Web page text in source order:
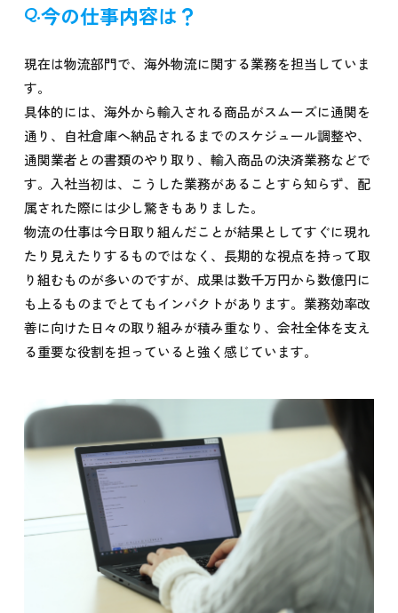
今の仕事内容は？
現在は物流部門で、海外物流に関する業務を担当していま
す。
具体的には、海外から輸入される商品がスムーズに通関を
通り、自社倉庫へ納品されるまでのスケジュール調整や、
通関業者との書類のやり取り、輸入商品の決済業務などで
す。入社当初は、こうした業務があることすら知らず、配
属された際には少し驚きもありました。
物流の仕事は今日取り組んだことが結果としてすぐに現れ
たり見えたりするものではなく、長期的な視点を持って取
り組むものが多いのですが、成果は数千万円から数億円に
も上るものまでとてもインパクトがあります。業務効率改
善に向けた日々の取り組みが積み重なり、会社全体を支え
る重要な役割を担っていると強く感じています。